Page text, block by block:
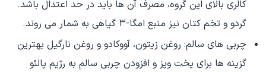
کالری بالای این گروه، مصرف آن ها باید در حد اعتدال باشد.
گردو و تخم کتان نیز منبع امگا-۳ گیاهی به شمار می روند.
چربی های سالم: روغن زیتون، آووکادو و روغن نارگیل بهترین
گزینه ها برای پخت وپز و افزودن چربی سالم به رژیم پالئو